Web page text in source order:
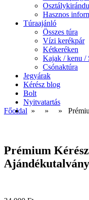
Hasznos
Túraajánló
Összes túra
Vízi kerékpár
Kétkeréken
Kajak / kenu /
Csónaktúra
Jegyárak
Kérész blog
Bolt
Nyitvatartás
Főoldal » » »
Prémium
Ajándékutalvány